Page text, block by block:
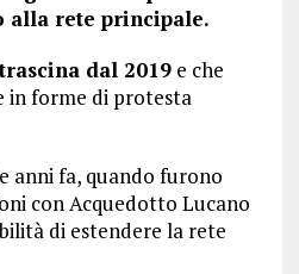
alla rete principale.
dal 2019e che
in forme di protesta
anni fa, quando furono
con Acquedotto Lucano
di estendere la rete